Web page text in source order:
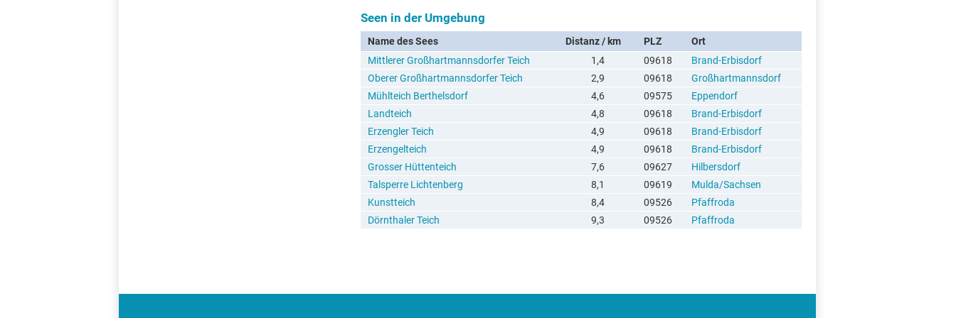
Seen in der Umgebung
Name des Sees Distanz / km PLZ
Ort
Mittlerer Großhartmannsdorfer Teich
1,4 09618
Brand-Erbisdorf
Oberer Großhartmannsdorfer Teich
2,9 09618
Großhartmannsdorf
Mühlteich Berthelsdorf
4,6 09575
Eppendorf
Landteich
4,8 09618
Brand-Erbisdorf
Erzengler Teich
4,9 09618
Brand-Erbisdorf
Erzengelteich
4,9 09618
Brand-Erbisdorf
Grosser Hüttenteich
7,6 09627
Hilbersdorf
Talsperre Lichtenberg
8,1 09619
Mulda/Sachsen
Kunstteich
8,4 09526
Pfaffroda
Dörnthaler Teich
9,3 09526 Pfaffroda